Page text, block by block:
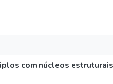
com núcleos estruturais